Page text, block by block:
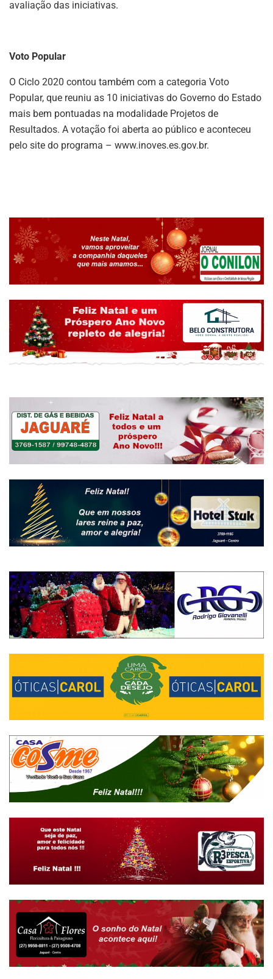
avaliação das iniciativas.
Voto Popular
O Ciclo 2020 contou também com a categoria Voto
Popular, que reuniu as 10 iniciativas do Governo do Estado
mais bem pontuadas na modalidade Projetos de
Resultados. A votação foi aberta ao público e aconteceu
pelo site do programa – www.inoves.es.gov.br.